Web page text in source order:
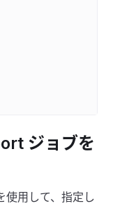
ジョブを
用して、指定し